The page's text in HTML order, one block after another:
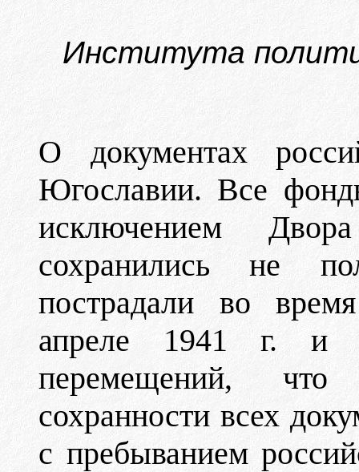
Института
О документах
Югославии. Все
исключением
сохранились не
пострадали во
апреле 1941 г. и в
перемещений, что
сохранности всех
с пребыванием